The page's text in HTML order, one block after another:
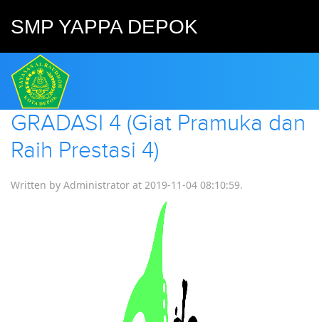
SMP YAPPA DEPOK
GRADASI 4 (Giat Pramuka dan
Raih Prestasi 4)
Written by Administrator at 2019-11-04 08:10:59.